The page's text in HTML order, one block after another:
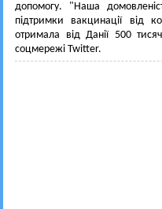
допомогу. "Наша
підтримки вакцинації від
отримала від Данії 500
соцмережі Twitter.